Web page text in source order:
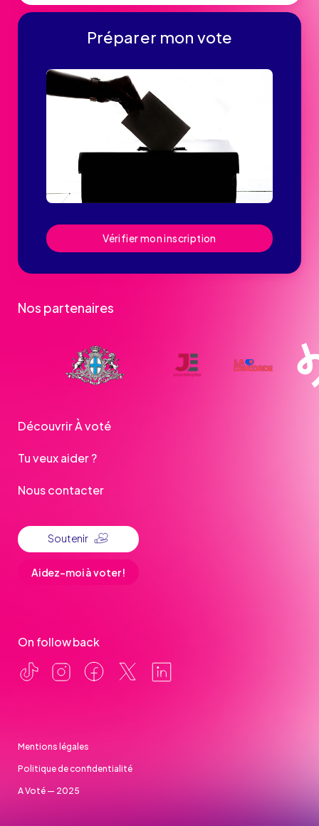
Préparer mon vote
Vérifier mon inscription
Nos partenaires
Découvrir À voté
Tu veux aider ?
Nous contacter
Soutenir
Aidez-moi à voter !
On follow back
Mentions légales
Politique de confidentialité
A Voté — 2025